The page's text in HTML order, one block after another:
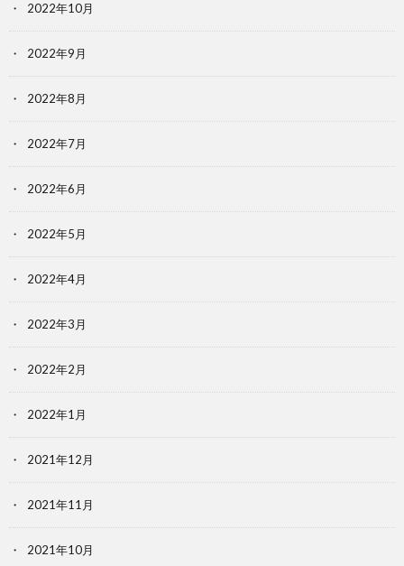
2022年10月
2022年9月
2022年8月
2022年7月
2022年6月
2022年5月
2022年4月
2022年3月
2022年2月
2022年1月
2021年12月
2021年11月
2021年10月